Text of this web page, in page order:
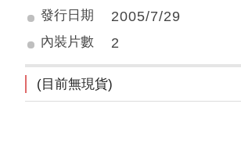
發行日期 2005/7/29
內裝片數 2
(目前無現貨)